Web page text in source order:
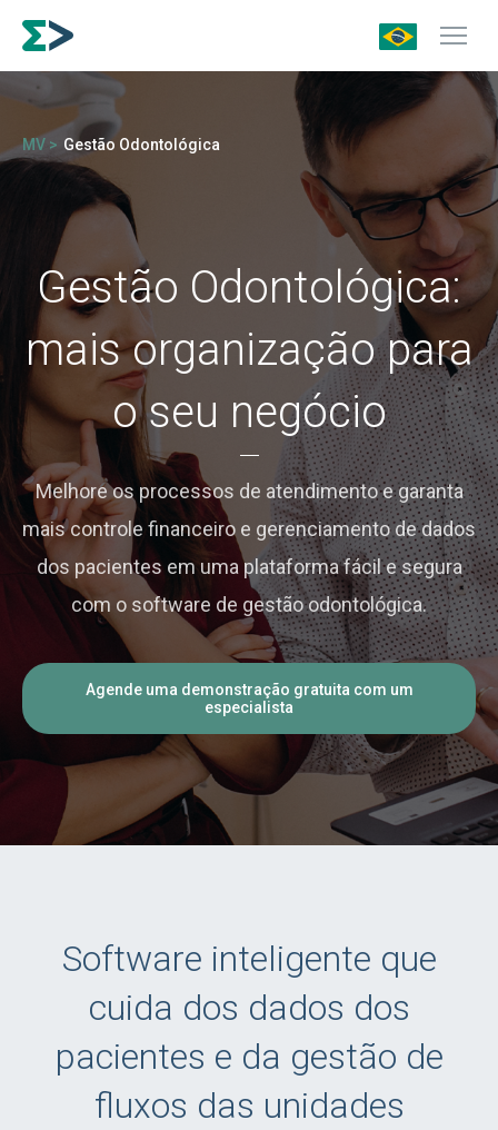
MV > Gestão Odontológica
Gestão Odontológica:
mais organização para
o seu negócio
Melhore os processos de atendimento e garanta
mais controle financeiro e gerenciamento de dados
dos pacientes em uma plataforma fácil e segura
com o software de gestão odontológica.
Agende uma demonstração gratuita com um
especialista
Software inteligente que
cuida dos dados dos
pacientes e da gestão de
fluxos das unidades